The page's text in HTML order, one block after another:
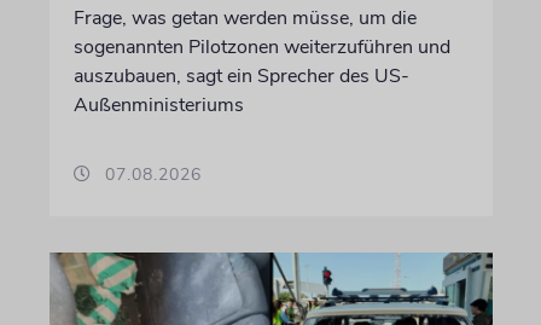
Frage, was getan werden müsse, um die
sogenannten Pilotzonen weiterzuführen und
auszubauen, sagt ein Sprecher des US-
Außenministeriums
07.08.2026